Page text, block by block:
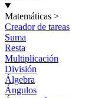
Matemáticas >
Creador de tareas
Suma
Resta
Multiplicación
División
Álgebra
Ángulos